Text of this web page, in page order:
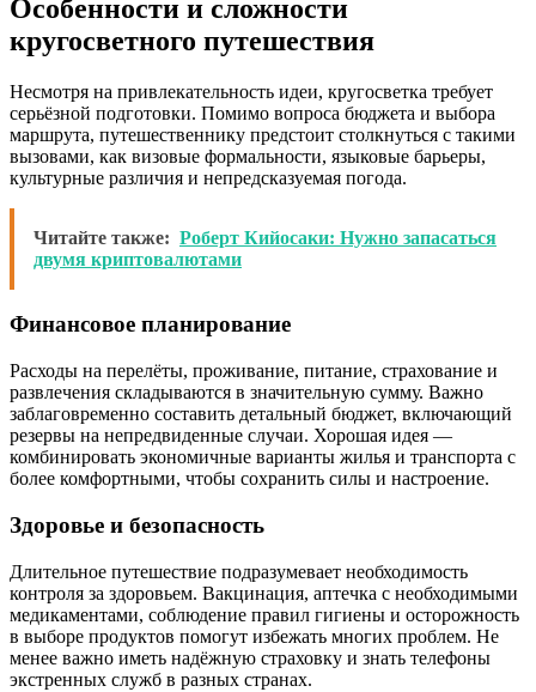
Особенности и сложности
кругосветного путешествия
Несмотря на привлекательность идеи, кругосветка требует
серьёзной подготовки. Помимо вопроса бюджета и выбора
маршрута, путешественнику предстоит столкнуться с такими
вызовами, как визовые формальности, языковые барьеры,
культурные различия и непредсказуемая погода.
Читайте также: Роберт Кийосаки: Нужно запасаться
двумя криптовалютами
Финансовое планирование
Расходы на перелёты, проживание, питание, страхование и
развлечения складываются в значительную сумму. Важно
заблаговременно составить детальный бюджет, включающий
резервы на непредвиденные случаи. Хорошая идея —
комбинировать экономичные варианты жилья и транспорта с
более комфортными, чтобы сохранить силы и настроение.
Здоровье и безопасность
Длительное путешествие подразумевает необходимость
контроля за здоровьем. Вакцинация, аптечка с необходимыми
медикаментами, соблюдение правил гигиены и осторожность
в выборе продуктов помогут избежать многих проблем. Не
менее важно иметь надёжную страховку и знать телефоны
экстренных служб в разных странах.